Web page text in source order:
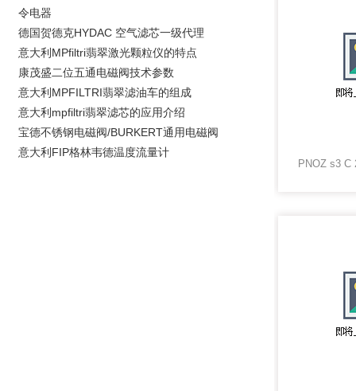
令电器
德国贺德克HYDAC 空气滤芯一级代理
意大利MPfiltri翡翠激光颗粒仪的特点
康茂盛二位五通电磁阀技术参数
意大利MPFILTRI翡翠滤油车的组成
意大利mpfiltri翡翠滤芯的应用介绍
宝德不锈钢电磁阀/BURKERT通用电磁阀
意大利FIP格林韦德温度流量计